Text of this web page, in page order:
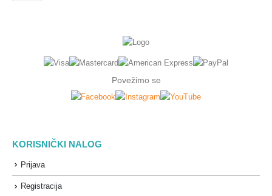
Povežimo se
KORISNIČKI NALOG
Prijava
Registracija